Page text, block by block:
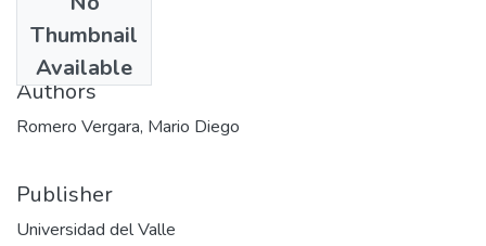
Thumbnail
Available
1997
Authors
Romero Vergara, Mario Diego
Publisher
Universidad del Valle